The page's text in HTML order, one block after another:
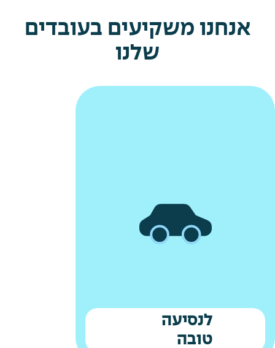
אנחנו משקיעים בעובדים
שלנו
לנסיעה
טובה